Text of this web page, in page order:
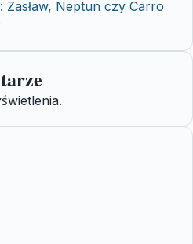
Neptun czy Carro